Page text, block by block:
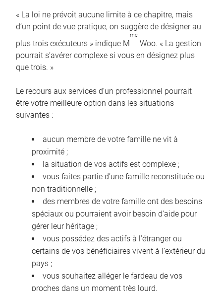
« La loi ne prévoit aucune limite à ce chapitre, mais
d’un point de vue pratique, on suggère de désigner au
plus trois exécuteurs » indique M
me
Woo. « La gestion
pourrait s’avérer complexe si vous en désignez plus
que trois. »
Le recours aux services d’un professionnel pourrait
être votre meilleure option dans les situations
suivantes :
aucun membre de votre famille ne vit à
proximité ;
la situation de vos actifs est complexe ;
vous faites partie d’une famille reconstituée ou
non traditionnelle ;
des membres de votre famille ont des besoins
spéciaux ou pourraient avoir besoin d’aide pour
gérer leur héritage ;
vous possédez des actifs à l’étranger ou
certains de vos bénéficiaires vivent à l’extérieur du
pays ;
vous souhaitez alléger le fardeau de vos
proches dans un moment très lourd.